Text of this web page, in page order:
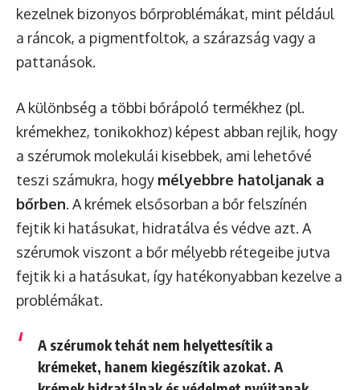
kezelnek bizonyos bőrproblémákat, mint például
a ráncok, a pigmentfoltok, a szárazság vagy a
pattanások.
A különbség a többi bőrápoló termékhez (pl.
krémekhez, tonikokhoz) képest abban rejlik, hogy
a szérumok molekulái kisebbek, ami lehetővé
teszi számukra, hogy mélyebbre hatoljanak a
bőrben. A krémek elsősorban a bőr felszínén
fejtik ki hatásukat, hidratálva és védve azt. A
szérumok viszont a bőr mélyebb rétegeibe jutva
fejtik ki a hatásukat, így hatékonyabban kezelve a
problémákat.
A szérumok tehát nem helyettesítik a
krémeket, hanem kiegészítik azokat. A